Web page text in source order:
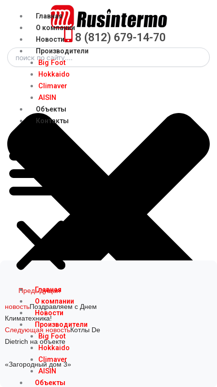
содержимому
Главная
О компании
Новости
Производители
Big Foot
Hokkaido
Climaver
AISIN
Объекты
Контакты
Menu
Главная
О компании
Новости
Производители
Big Foot
Hokkaido
Climaver
AISIN
Объекты
8 (812) 679-14-70
Search
Prev
Предыдущая
новостьПоздравляем с Днем
Климатехника!
Следующая новостьКотлы De
Dietrich на объекте
«Загородный дом 3»